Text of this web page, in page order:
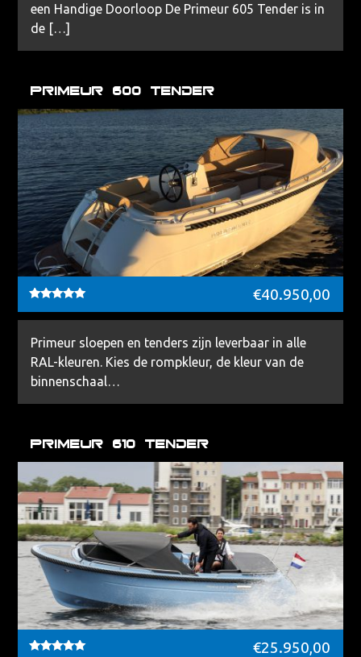
een Handige Doorloop De Primeur 605 Tender is in
de […]
Primeur 600 Tender
5.00
€40.950,00
Primeur sloepen en tenders zijn leverbaar in alle
RAL-kleuren. Kies de rompkleur, de kleur van de
binnenschaal…
Primeur 610 Tender
€25.950,00